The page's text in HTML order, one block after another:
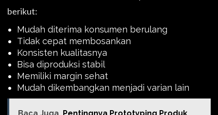
berikut:
Mudah diterima konsumen berulang
Tidak cepat membosankan
Konsisten kualitasnya
Bisa diproduksi stabil
Memiliki margin sehat
Mudah dikembangkan menjadi varian lain